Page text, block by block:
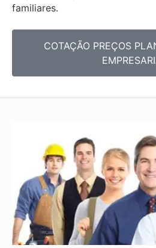
familiares.
COTAÇÃO PREÇOS